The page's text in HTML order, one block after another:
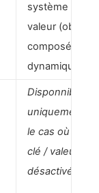
système de
valeur (objet
composé
Disponnible
uniquement
le cas où le
clé / valeur est
désactivé.